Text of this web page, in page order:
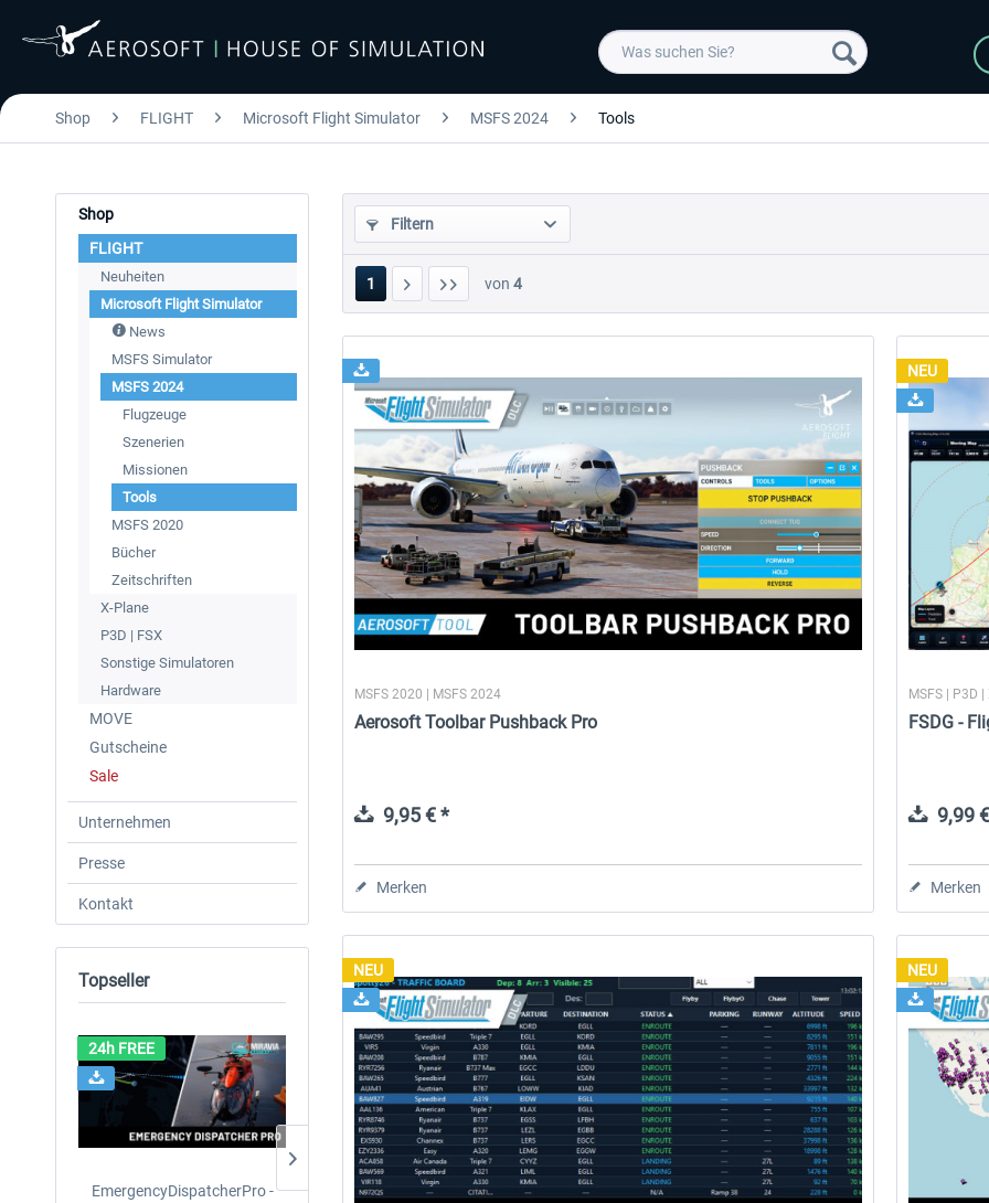
Shop FLIGHT Microsoft Flight Simulator MSFS 2024 Tools
Shop
FLIGHT
Neuheiten
Microsoft Flight Simulator
News
MSFS Simulator
MSFS 2024
Flugzeuge
Szenerien
Missionen
Tools
MSFS 2020
Bücher
Zeitschriften
X-Plane
P3D | FSX
Sonstige Simulatoren
Hardware
MOVE
Gutscheine
Sale
Unternehmen
Presse
Kontakt
Topseller
24h FREE
EmergencyDispatcherPro -
EmergencyDispatcherPro
Aerosoft Toolbar Pushback
rkApps - FSRealistic+
Filtern
1 von 4
MSFS 2020 | MSFS 2024
Aerosoft Toolbar Pushback Pro
9,95 € *
Merken
NEU
MSFS | P3D |
FSDG -
9,99
Merken
NEU NEU